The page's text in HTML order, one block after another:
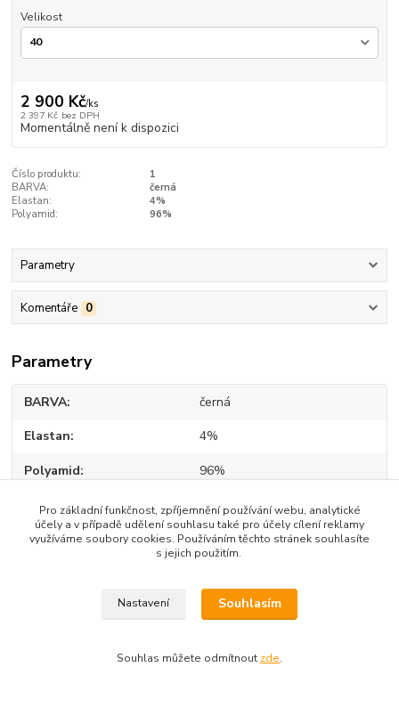
Velikost
2 900 Kč/ks
2 397 Kč bez DPH
Momentálně není k dispozici
Číslo produktu:
1
BARVA:
černá
Elastan:
4%
Polyamid:
96%
Parametry
Komentáře 0
Parametry
BARVA černá
Elastan 4%
Polyamid 96%
Zboží zařazeno v kategoriích
KALHOTY| LEGÍNY| OVERALY
Pro základní funkčnost, zpříjemnění používání webu, analytické
účely a v případě udělení souhlasu také pro účely cílení reklamy
využíváme soubory cookies. Používáním těchto stránek souhlasíte
s jejich použitím.
Nastavení Souhlasím
Souhlas můžete odmítnout zde.